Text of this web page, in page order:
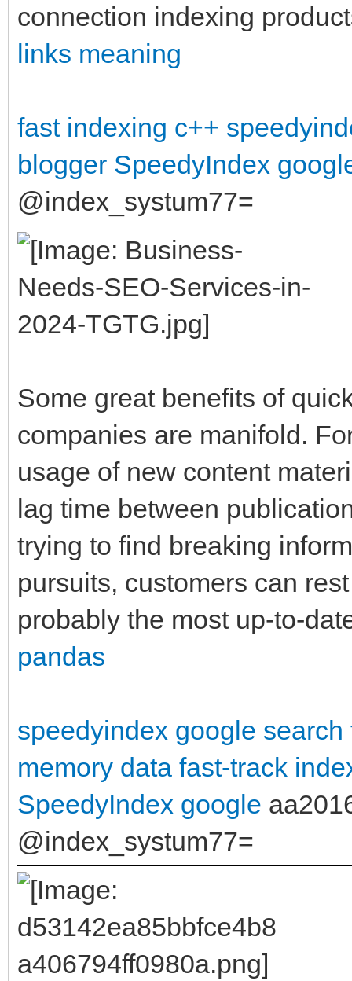
connection indexing
links meaning
fast indexing c++
blogger SpeedyIndex
@index_systum77=
Some great benefits of
companies are manifold.
usage of new content
lag time between
trying to find breaking
pursuits, customers can
probably the most up-to-
pandas
speedyindex google search
memory data fast-track
SpeedyIndex google
@index_systum77=